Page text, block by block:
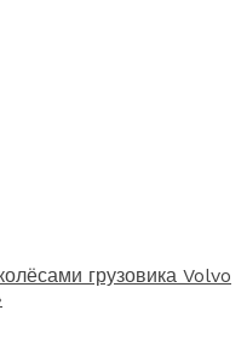
грузовика Volvo